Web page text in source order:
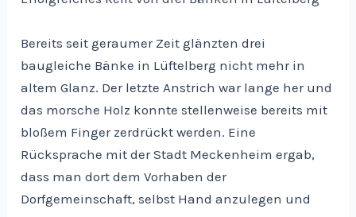
Bereits seit geraumer Zeit glänzten drei
baugleiche Bänke in Lüftelberg nicht mehr in
altem Glanz. Der letzte Anstrich war lange her und
das morsche Holz konnte stellenweise bereits mit
bloßem Finger zerdrückt werden. Eine
Rücksprache mit der Stadt Meckenheim ergab,
dass man dort dem Vorhaben der
Dorfgemeinschaft, selbst Hand anzulegen und